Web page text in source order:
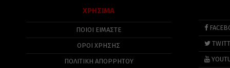
ΧΡΗΣΙΜΑ
ΠΟΙΟΙ ΕΙΜΑΣΤΕ
ΟΡΟΙ ΧΡΗΣΗΣ
ΠΟΛΙΤΙΚΉ ΑΠΟΡΡΉΤΟΥ